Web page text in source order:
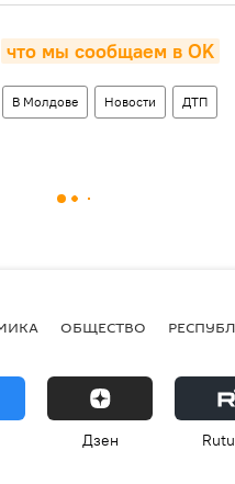
что мы сообщаем в OK
В Молдове Новости ДТП
ОБЩЕСТВО
Дзен